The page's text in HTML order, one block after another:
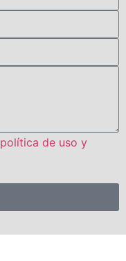
política de uso y